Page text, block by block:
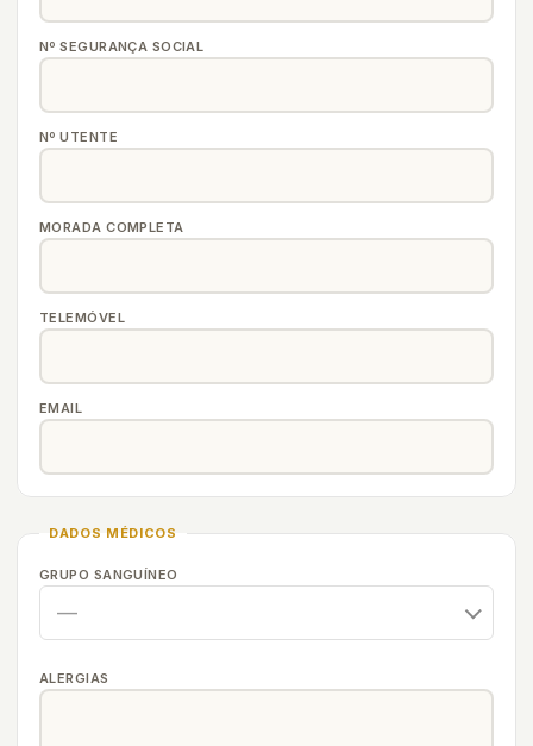
Nº SEGURANÇA SOCIAL
Nº UTENTE
MORADA COMPLETA
TELEMÓVEL
EMAIL
DADOS MÉDICOS
GRUPO SANGUÍNEO
—
ALERGIAS